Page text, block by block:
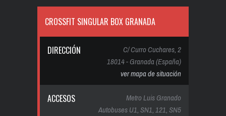
CROSSFIT SINGULAR BOX GRANADA
DIRECCIÓN
C/ Curro Cuchares, 2
18014 - Granada (España)
ver mapa de situación
ACCESOS
Metro Luis Granado
Autobuses U1, SN1, 121, SN5